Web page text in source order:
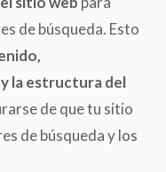
de búsqueda. Esto
la estructura del
de que tu sitio
de búsqueda y los